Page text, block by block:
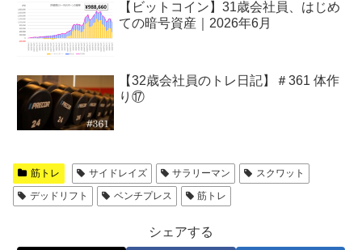
【ビットコイン】31歳会社員、はじめ
ての暗号資産｜2026年6月
【32歳会社員のトレ日記】＃361 体作
り⑰
筋トレ サイドレイズ サラリーマン
スクワット
デッドリフト
ベンチプレス 筋トレ
シェアする